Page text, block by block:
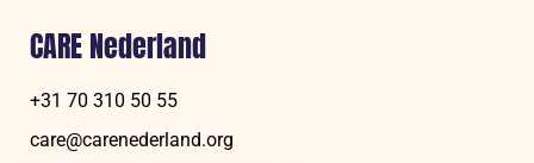
CARE Nederland
+31 70 310 50 55
care@carenederland.org